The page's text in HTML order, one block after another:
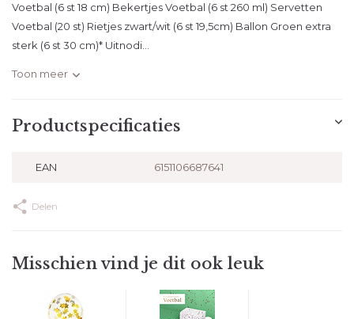
Voetbal (6 st 18 cm) Bekertjes Voetbal (6 st 260 ml) Servetten
Voetbal (20 st) Rietjes zwart/wit (6 st 19,5cm) Ballon Groen extra
sterk (6 st 30 cm)* Uitnodi...
Toon meer
Productspecificaties
EAN 6151106687641
Delen
Misschien vind je dit ook leuk